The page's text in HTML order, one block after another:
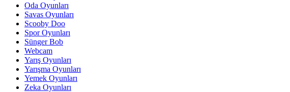
Oda Oyunları
Savas Oyunları
Scooby Doo
Spor Oyunları
Sünger Bob
Webcam
Yarış Oyunları
Yarışma Oyunları
Yemek Oyunları
Zeka Oyunları